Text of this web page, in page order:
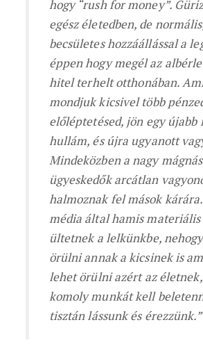
hogy “rush for money”.
egész életedben, de
becsületes hozzáállással a
éppen hogy megél az
hitel terhelt otthonában.
mondjuk kicsivel több
előléptetésed, jön egy újabb
hullám, és újra ugyanott
Mindeközben a nagy
ügyeskedők arcátlan
halmoznak fel mások
média által hamis
ültetnek a lelkünkbe,
örülni annak a kicsinek is
lehet örülni azért az
komoly munkát kell
tisztán lássunk és érezzünk.”